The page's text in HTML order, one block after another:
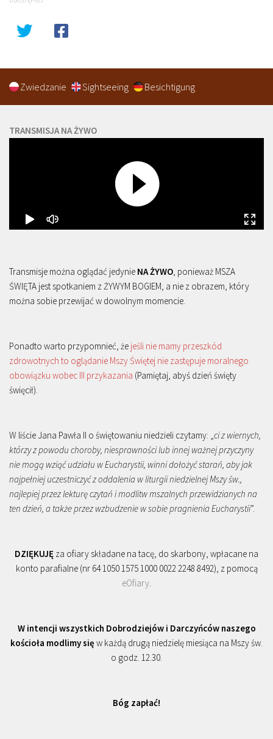
Zwiedzanie Sightseeing Besichtigung
TRANSMISJA NA ŻYWO
Transmisje można oglądać jedynie NA ŻYWO , ponieważ MSZA
ŚWIĘTA jest spotkaniem z ŻYWYM BOGIEM, a nie z obrazem, który
można sobie przewijać w dowolnym momencie.
Ponadto warto przypomnieć, że jeśli nie mamy przeszkód
zdrowotnych to oglądanie Mszy Świętej nie zastępuje moralnego
obowiązku wobec III przykazania (Pamiętaj, abyś dzień święty
święcił).
W liście Jana Pawła II o świętowaniu niedzieli czytamy: „ ci z wiernych,
którzy z powodu choroby, niesprawności lub innej ważnej przyczyny
nie mogą wziąć udziału w Eucharystii, winni dołożyć starań, aby jak
najpełniej uczestniczyć z oddalenia w liturgii niedzielnej Mszy św.,
najlepiej przez lekturę czytań i modlitw mszalnych przewidzianych na
ten dzień, a także przez wzbudzenie w sobie pragnienia Eucharystii”.
DZIĘKUJĘ za ofiary składane na tacę, do skarbony, wpłacane na
konto parafialne (nr 64 1050 1575 1000 0022 2248 8492), z pomocą
eOfiary
W intencji wszystkich Dobrodziejów i Darczyńców naszego
kościoła modlimy się w każdą drugą niedzielę miesiąca na Mszy św.
o godz. 12.30.
Bóg zapłać!